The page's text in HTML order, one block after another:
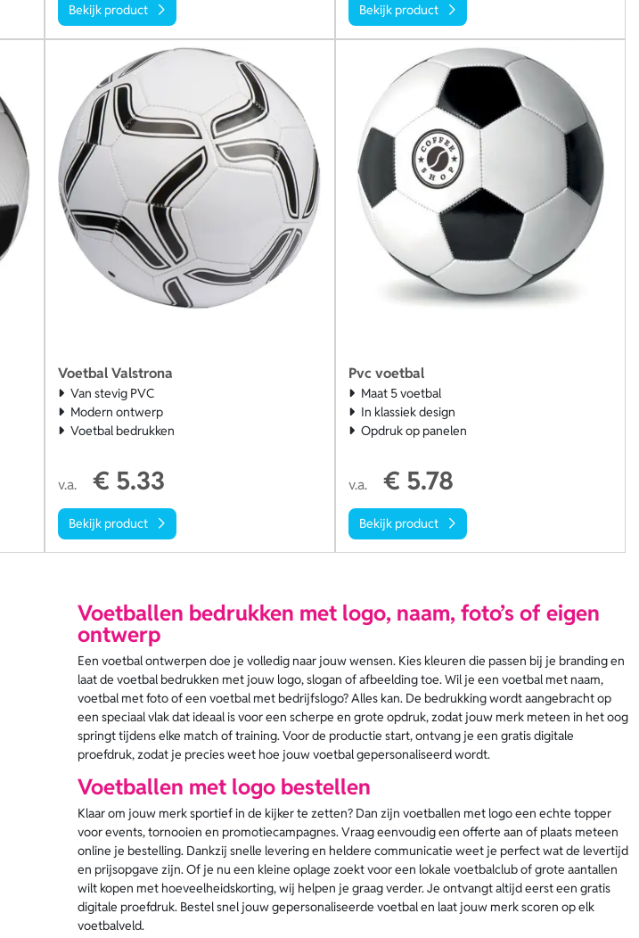
Bekijk product Bekijk product
Voetbal Valstrona
Van stevig PVC
Modern ontwerp
Voetbal bedrukken
v.a. € 5.33
Bekijk product
Pvc voetbal
Maat 5 voetbal
In klassiek design
Opdruk op panelen
v.a. € 5.78
Bekijk product
Voetballen bedrukken met logo, naam, foto’s of eigen
ontwerp
Een voetbal ontwerpen doe je volledig naar jouw wensen. Kies kleuren die passen bij je branding en
laat de voetbal bedrukken met jouw logo, slogan of afbeelding toe. Wil je een voetbal met naam,
voetbal met foto of een voetbal met bedrijfslogo? Alles kan. De bedrukking wordt aangebracht op
een speciaal vlak dat ideaal is voor een scherpe en grote opdruk, zodat jouw merk meteen in het oog
springt tijdens elke match of training. Voor de productie start, ontvang je een gratis digitale
proefdruk, zodat je precies weet hoe jouw voetbal gepersonaliseerd wordt.
Voetballen met logo bestellen
Klaar om jouw merk sportief in de kijker te zetten? Dan zijn voetballen met logo een echte topper
voor events, tornooien en promotiecampagnes. Vraag eenvoudig een offerte aan of plaats meteen
online je bestelling. Dankzij snelle levering en heldere communicatie weet je perfect wat de levertijd
en prijsopgave zijn. Of je nu een kleine oplage zoekt voor een lokale voetbalclub of grote aantallen
wilt kopen met hoeveelheidskorting, wij helpen je graag verder. Je ontvangt altijd eerst een gratis
digitale proefdruk. Bestel snel jouw gepersonaliseerde voetbal en laat jouw merk scoren op elk
voetbalveld.